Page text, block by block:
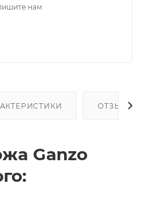
нам
ОТЗЫВЫ
Ganzo